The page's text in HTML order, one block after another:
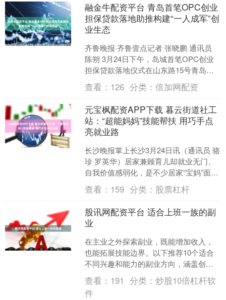
融金牛配资平台 青岛首笔OPC创业
担保贷款落地助推构建“一人成军”创
业生态
齐鲁晚报·齐鲁壹点记者 张晓鹏 通讯员
陈朔 3月24日下午，岛城首笔OPC创业
担保贷款落地仪式在山东路15号青岛市
创业赋能中心举行。青岛农商银行南京
路支行与O....
查看： 126 分类：倍加网配资
元宝枫配资APP下载 暮云街道社工
站：“超能妈妈”技能帮扶 用巧手点
亮就业路
长沙晚报掌上长沙3月24日讯（通讯员 骆
珍 罗英华）居家兼顾育儿却就业无门、
自我价值感弱化，是不少居家“宝妈”面临
的现实困境。近日，天心区暮云街道民
政社工站聚焦....
查看： 159 分类： 股票杠杆
股讯网配资平台 适合上班一族的副
业
在主业之外探索副业，既能增加收入，
也能拓展技能边界。以下推荐10个适合
不同兴趣和能力的副业方向，涵盖创
意、服务、技术等多个领域，供你参
考： 1. 手工制品创作与....
查看： 191 分类：炒股10倍杠杆软
件